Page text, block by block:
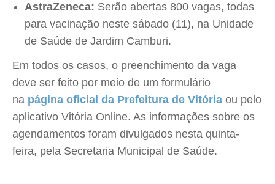
AstraZeneca: Serão abertas 800 vagas, todas
para vacinação neste sábado (11), na Unidade
de Saúde de Jardim Camburi.
Em todos os casos, o preenchimento da vaga
deve ser feito por meio de um formulário
na página oficial da Prefeitura de Vitória ou pelo
aplicativo Vitória Online. As informações sobre os
agendamentos foram divulgados nesta quinta-
feira, pela Secretaria Municipal de Saúde.